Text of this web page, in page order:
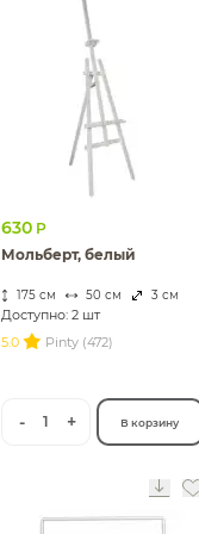
630 Р
Мольберт, белый
175 см 50 см 3 см
Доступно: 2 шт
5.0
Pinty (472)
- 1 + В корзину